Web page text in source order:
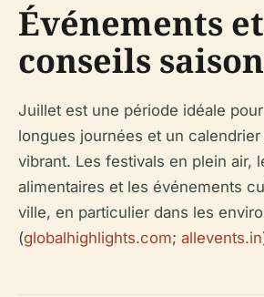
Événements et
conseils
Juillet est une période idéale
longues journées et un calendrier
vibrant. Les festivals en plein air,
alimentaires et les événements
ville, en particulier dans les
(globalhighlights.com; allevents.in